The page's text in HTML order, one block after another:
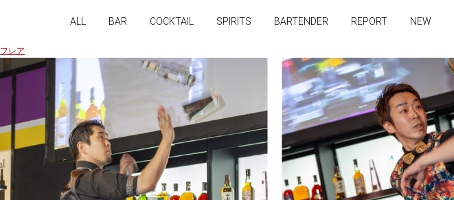
ALL BAR COCKTAIL SPIRITS BARTENDER REPORT NEW
フレア